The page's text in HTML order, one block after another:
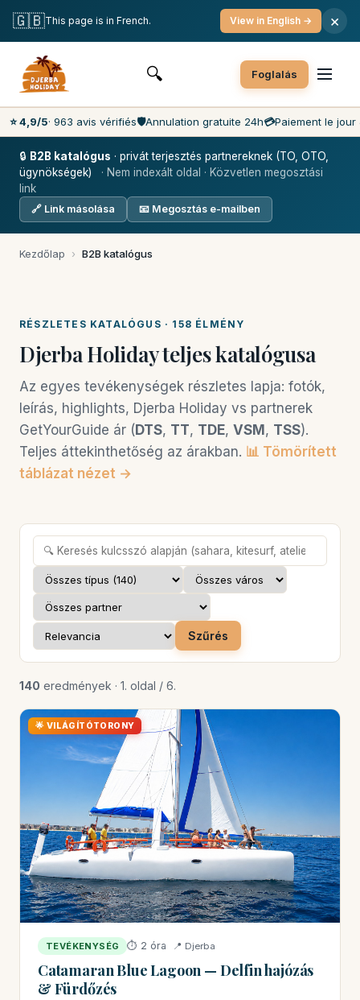
Ingyenes lemondás
Fizetés az adott napon
A piacon a legolcsóbb árak
Ügyfélszolgálat 7 nap/hét
🔍 Foglalás
⭐ 4,9/5· 963 avis vérifiés🛡️Annulation gratuite 24h💳Paiement le jour
🔒 B2B katalógus · privát terjesztés partnereknek (TO, OTO,
ügynökségek)
· Nem indexált oldal · Közvetlen megosztási
link
🔗 Link másolása 📧 Megosztás e-mailben
Kezdőlap › B2B katalógus
RÉSZLETES KATALÓGUS · 158 ÉLMÉNY
Djerba Holiday teljes katalógusa
Az egyes tevékenységek részletes lapja: fotók,
leírás, highlights, Djerba Holiday vs partnerek
GetYourGuide ár ( DTS, TT, TDE, VSM , TSS).
Teljes áttekinthetőség az árakban. 📊 Tömörített
táblázat nézet →
Szűrés
140 eredmények · 1. oldal / 6.
🌟 VILÁGÍTÓTORONY
TEVÉKENYSÉG ⏱ 2 óra 📍 Djerba
Catamaran Blue Lagoon — Delfin hajózás
& Fürdőzés
🇬🇧This page is in French. View in English → ×